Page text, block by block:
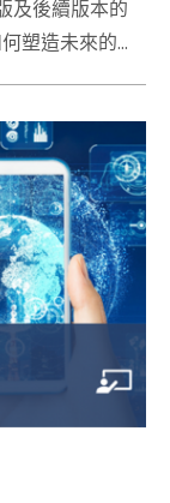
及後續版本的
塑造未來的無